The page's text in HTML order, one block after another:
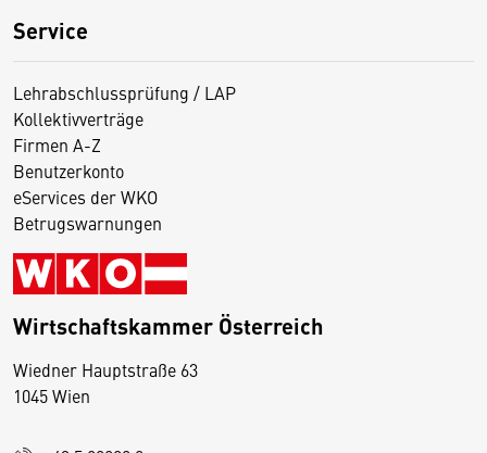
Service
Lehrabschlussprüfung / LAP
Kollektivverträge
Firmen A-Z
Benutzerkonto
eServices der WKO
Betrugswarnungen
Wirtschaftskammer Österreich
Wiedner Hauptstraße 63
1045 Wien
D